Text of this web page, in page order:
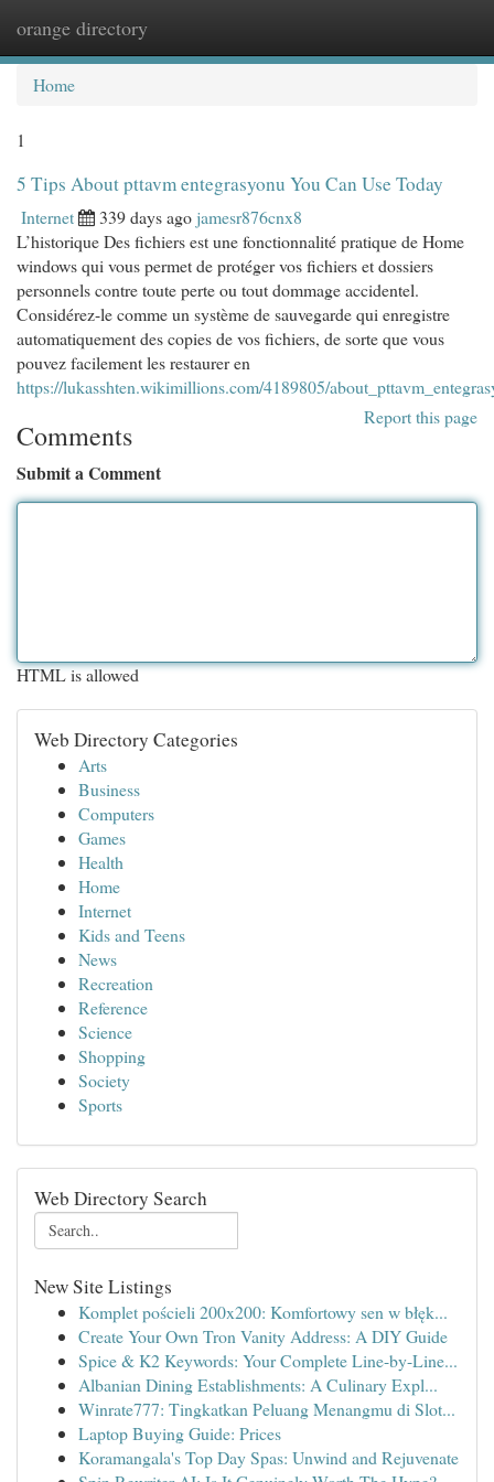
orange directory
Home
1
5 Tips About pttavm entegrasyonu You Can Use Today
Internet 339 days agojamesr876cnx8
L’historique Des fichiers est une fonctionnalité pratique de Home
windows qui vous permet de protéger vos fichiers et dossiers
personnels contre toute perte ou tout dommage accidentel.
Considérez-le comme un système de sauvegarde qui enregistre
automatiquement des copies de vos fichiers, de sorte que vous
pouvez facilement les restaurer en
https://lukasshten.wikimillions.com/4189805/
Report this page
Comments
Submit a Comment
HTML is allowed
Web Directory Categories
Arts
Business
Computers
Games
Health
Home
Internet
Kids and Teens
News
Recreation
Reference
Science
Shopping
Society
Sports
Web Directory Search
New Site Listings
Komplet pościeli 200x200: Komfortowy sen w błęk...
Create Your Own Tron Vanity Address: A DIY Guide
Spice & K2 Keywords: Your Complete Line-by-Line...
Albanian Dining Establishments: A Culinary Expl...
Winrate777: Tingkatkan Peluang Menangmu di Slot...
Laptop Buying Guide: Prices
Koramangala's Top Day Spas: Unwind and Rejuvenate